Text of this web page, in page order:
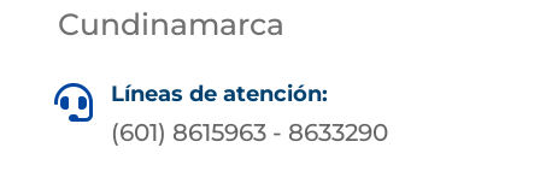
Cundinamarca
 Líneas de atención:
(601) 8615963 - 8633290